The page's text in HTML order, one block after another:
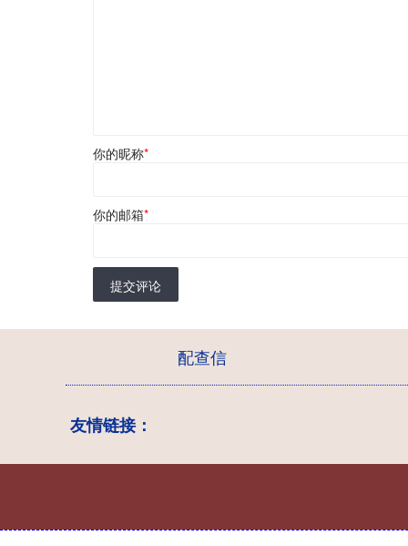
你的昵称*
你的邮箱*
提交评论
配查信
友情链接：